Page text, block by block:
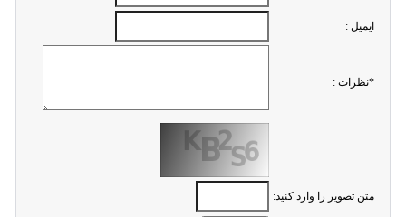
ايميل :
*نظرات :
متن تصویر را وارد کنید: